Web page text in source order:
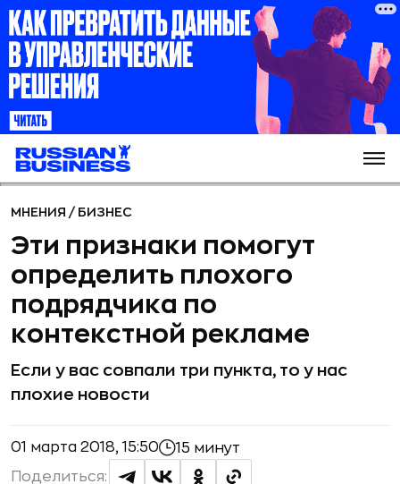
МНЕНИЯ / БИЗНЕС
Эти признаки помогут
определить плохого
подрядчика по
контекстной рекламе
Если у вас совпали три пункта, то у нас
плохие новости
01 марта 2018, 15:50 15 минут
Поделиться: